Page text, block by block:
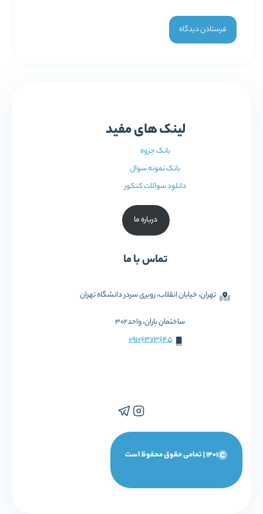
لینک های مفید
بانک جزوه
بانک نمونه سوال
دانلود سوالات کنکور
درباره ما
تماس با ما
تهران، خیابان انقلاب، روبری سردر دانشگاه تهران
ساختمان باران، واحد302
09106373645
1401 | تمامی حقوق محفوظ است